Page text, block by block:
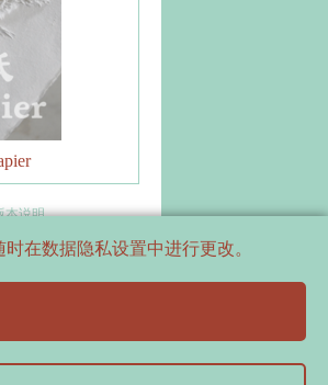
本说明
在数据隐私设置中进行更改。